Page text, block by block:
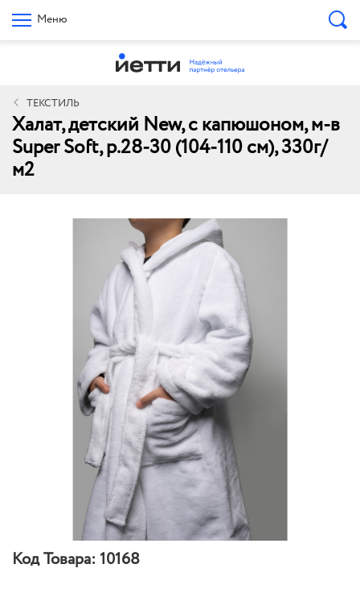
Меню
ТЕКСТИЛЬ
Халат, детский New, с капюшоном, м-в
Super Soft, р.28-30 (104-110 см), 330г/
м2
Код Товара: 10168